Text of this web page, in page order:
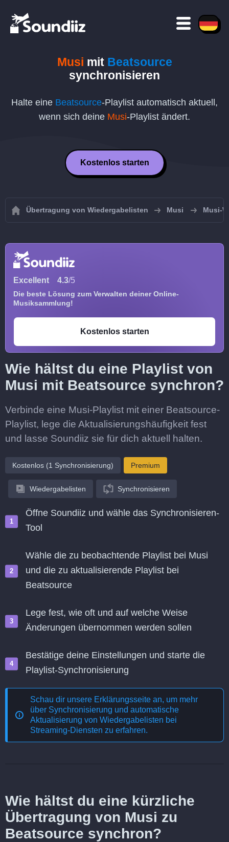
Musi mit Beatsource
synchronisieren
Halte eine Beatsource-Playlist automatisch aktuell,
wenn sich deine Musi-Playlist ändert.
Kostenlos starten
Übertragung von Wiedergabelisten Musi Musi-
Excellent 4.3/5
Die beste Lösung zum Verwalten deiner Online-
Musiksammlung!
Kostenlos starten
Wie hältst du eine Playlist von
Musi mit Beatsource synchron?
Verbinde eine Musi-Playlist mit einer Beatsource-
Playlist, lege die Aktualisierungshäufigkeit fest
und lasse Soundiiz sie für dich aktuell halten.
Kostenlos (1 Synchronisierung) Premium
Wiedergabelisten Synchronisieren
Öffne Soundiiz und wähle das Synchronisieren-
Tool
Wähle die zu beobachtende Playlist bei Musi
und die zu aktualisierende Playlist bei
Beatsource
Lege fest, wie oft und auf welche Weise
Änderungen übernommen werden sollen
Bestätige deine Einstellungen und starte die
Playlist-Synchronisierung
Schau dir unsere Erklärungsseite an, um mehr
über Synchronisierung und automatische
Aktualisierung von Wiedergabelisten bei
Streaming-Diensten zu erfahren.
Wie hältst du eine kürzliche
Übertragung von Musi zu
Beatsource synchron?